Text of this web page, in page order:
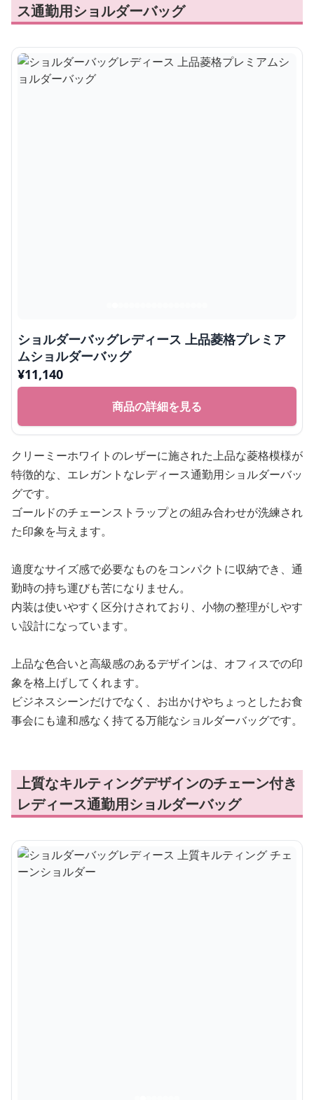
ス通勤用ショルダーバッグ
ショルダーバッグレディース 上品菱格プレミア
ムショルダーバッグ
¥11,140
商品の詳細を見る
クリーミーホワイトのレザーに施された上品な菱格模様が
特徴的な、エレガントなレディース通勤用ショルダーバッ
グです。
ゴールドのチェーンストラップとの組み合わせが洗練され
た印象を与えます。
適度なサイズ感で必要なものをコンパクトに収納でき、通
勤時の持ち運びも苦になりません。
内装は使いやすく区分けされており、小物の整理がしやす
い設計になっています。
上品な色合いと高級感のあるデザインは、オフィスでの印
象を格上げしてくれます。
ビジネスシーンだけでなく、お出かけやちょっとしたお食
事会にも違和感なく持てる万能なショルダーバッグです。
上質なキルティングデザインのチェーン付き
レディース通勤用ショルダーバッグ